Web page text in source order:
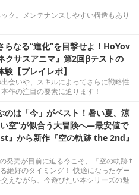
ク。メンテナンスしやすい構造もあり
らなる“進化”を目撃せよ！HoYov
クサスアニマ』第2回βテストの
験【プレイレポ】
会いや、スキルによってさらに戦略性
作の注目の要素に迫ります！
のは「今」がベスト！暑い夏、涼
空”が似合う大冒険へ―最安値で
』から新作『空の軌跡 the 2nd』
発売が目前に迫る今こそ、『空の軌跡 t
絶好のタイミング！ 快適になったゲー
えながら、今遊びたい本シリーズの魅